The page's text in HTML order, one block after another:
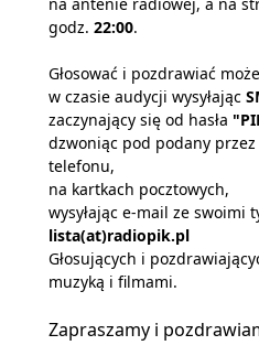
na antenie radiowej, a na
godz. 22:00.
Głosować i pozdrawiać
w czasie audycji wysyłając
zaczynający się od hasła
dzwoniąc pod podany
telefonu,
na kartkach pocztowych,
wysyłając e-mail ze swoimi
lista(at)radiopik.pl
Głosujących i
muzyką i filmami.
Zapraszamy i